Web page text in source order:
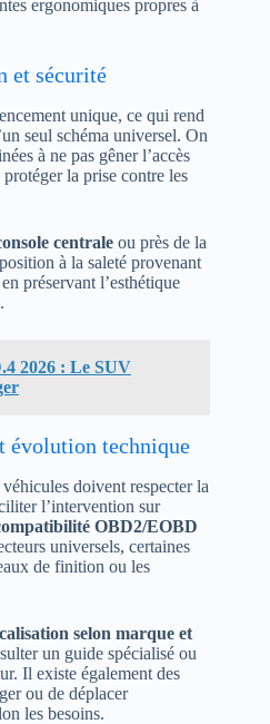
ergonomiques propres à
et sécurité
unique, ce qui rend
seul schéma universel. On
à ne pas gêner l’accès
la prise contre les
centrale ou près de la
à la saleté provenant
préservant l’esthétique
.
2026 : Le SUV
évolution technique
doivent respecter la
l’intervention sur
OBD2/EOBD
universels, certaines
de finition ou les
selon marque et
un guide spécialisé ou
Il existe également des
ou de déplacer
les besoins.